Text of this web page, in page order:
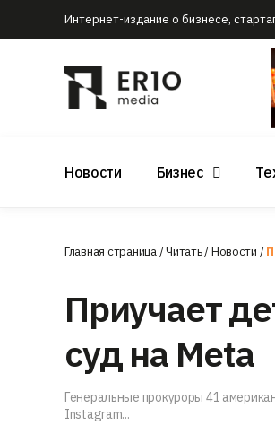
Интернет-издание о бизнесе,
Новости Бизнес
Главная страница/Читать/Новости /
Приучает
суд на Meta
Генеральные прокуроры 41
Instagram...